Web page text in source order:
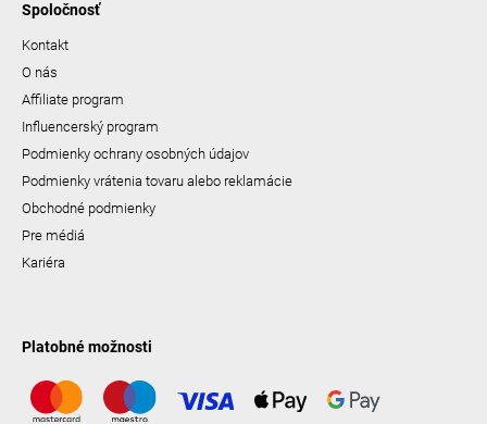
Spoločnosť
Kontakt
O nás
Affiliate program
Influencerský program
Podmienky ochrany osobných údajov
Podmienky vrátenia tovaru alebo reklamácie
Obchodné podmienky
Pre médiá
Kariéra
Platobné možnosti